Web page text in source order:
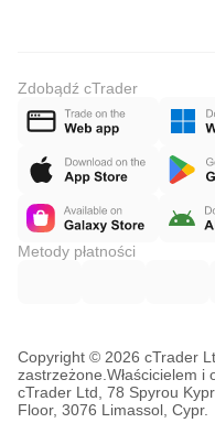
Zdobądź cTrader
Metody płatności
Copyright © 2026 cTrader
zastrzeżone. Właścicielem i
cTrader Ltd, 78 Spyrou
Floor, 3076 Limassol, Cypr.